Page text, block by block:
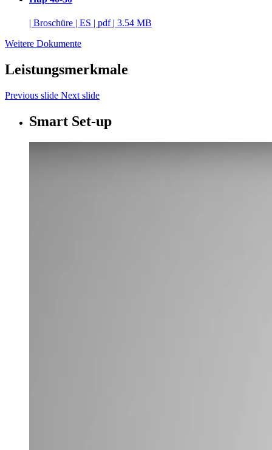
| Broschüre | ES | pdf | 3.54 MB
Weitere Dokumente
Leistungsmerkmale
Previous slide Next slide
Smart Set-up